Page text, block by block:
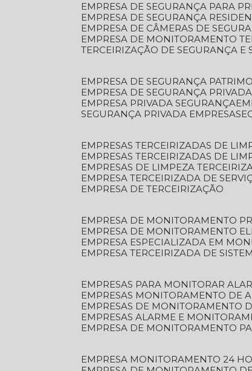
EMPRESA DE SEGURANÇA PARA
EMPRESA DE SEGURANÇA
EMPRESA DE CÂMERAS DE
EMPRESA DE MONITORAMENTO
TERCEIRIZAÇÃO DE SEGURANÇA E
EMPRESA DE SEGURANÇA
EMPRESA DE SEGURANÇA PRIVADA
EMPRESA PRIVADA SEGURANÇA
SEGURANÇA PRIVADA EMPRESA
EMPRESAS TERCEIRIZADAS DE
EMPRESAS TERCEIRIZADAS DE
EMPRESAS DE LIMPEZA
EMPRESA TERCEIRIZADA DE
EMPRESA DE TERCEIRIZAÇÃO
EMPRESA DE MONITORAMENTO
EMPRESA DE MONITORAMENTO
EMPRESA ESPECIALIZADA EM
EMPRESA TERCEIRIZADA DE
EMPRESAS PARA MONITORAR
EMPRESAS MONITORAMENTO DE
EMPRESAS DE MONITORAMENTO
EMPRESAS ALARME E
EMPRESA DE MONITORAMENTO
EMPRESA MONITORAMENTO 24